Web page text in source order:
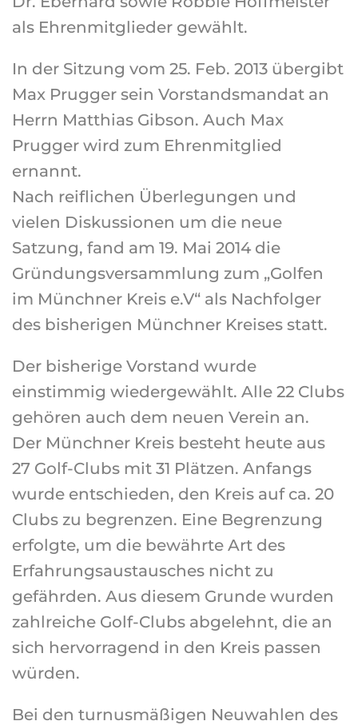
als Ehrenmitglieder gewählt.
In der Sitzung vom 25. Feb. 2013 übergibt
Max Prugger sein Vorstandsmandat an
Herrn Matthias Gibson. Auch Max
Prugger wird zum Ehrenmitglied
ernannt.
Nach reiflichen Überlegungen und
vielen Diskussionen um die neue
Satzung, fand am 19. Mai 2014 die
Gründungsversammlung zum „Golfen
im Münchner Kreis e.V“ als Nachfolger
des bisherigen Münchner Kreises statt.
Der bisherige Vorstand wurde
einstimmig wiedergewählt. Alle 22 Clubs
gehören auch dem neuen Verein an.
Der Münchner Kreis besteht heute aus
27 Golf-Clubs mit 31 Plätzen. Anfangs
wurde entschieden, den Kreis auf ca. 20
Clubs zu begrenzen. Eine Begrenzung
erfolgte, um die bewährte Art des
Erfahrungsaustausches nicht zu
gefährden. Aus diesem Grunde wurden
zahlreiche Golf-Clubs abgelehnt, die an
sich hervorragend in den Kreis passen
würden.
Bei den turnusmäßigen Neuwahlen des